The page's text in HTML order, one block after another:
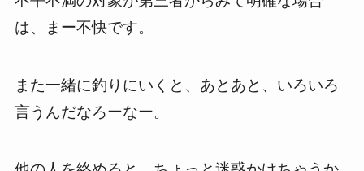
は、まー不快です。
また一緒に釣りにいくと、あとあと、いろいろ
言うんだなろーなー。